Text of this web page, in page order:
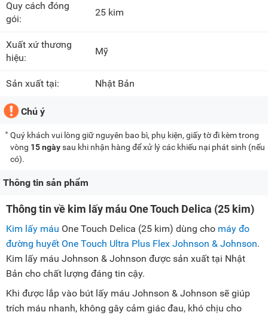
Quy cách đóng
gói:
25 kim
Xuất xứ thương
hiệu:
Mỹ
Sản xuất tại: Nhật Bản
Chú ý
Quý khách vui lòng giữ nguyên bao bì, phụ kiện, giấy tờ đi kèm trong
vòng 15 ngàysau khi nhận hàng để xử lý các khiếu nại phát sinh (nếu
có).
Thông tin sản phẩm
Thông tin về kim lấy máu One Touch Delica (25 kim)
Kim lấy máu One Touch Delica (25 kim) dùng cho máy đo
đường huyết One Touch Ultra Plus Flex Johnson & Johnson.
Kim lấy máu Johnson & Johnson được sản xuất tại Nhật
Bản cho chất lượng đáng tin cậy.
Khi được lắp vào bút lấy máu Johnson & Johnson sẽ giúp
trích máu nhanh, không gây cảm giác đau, khó chịu cho